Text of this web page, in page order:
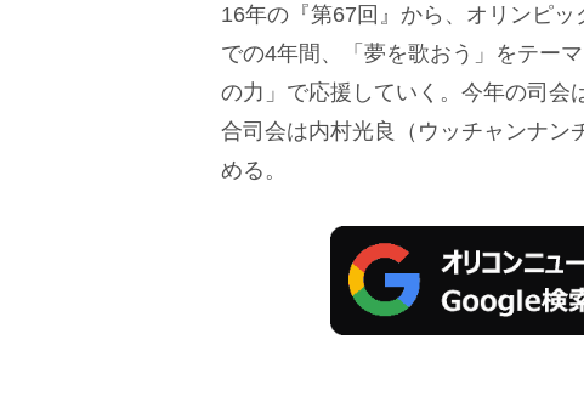
16年の『第67回』から、オリンピ
での4年間、「夢を歌おう」をテー
の力」で応援していく。今年の司会
合司会は内村光良（ウッチャンナン
める。